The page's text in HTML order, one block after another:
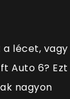
a lécet, vagy
Auto 6? Ezt
nagyon